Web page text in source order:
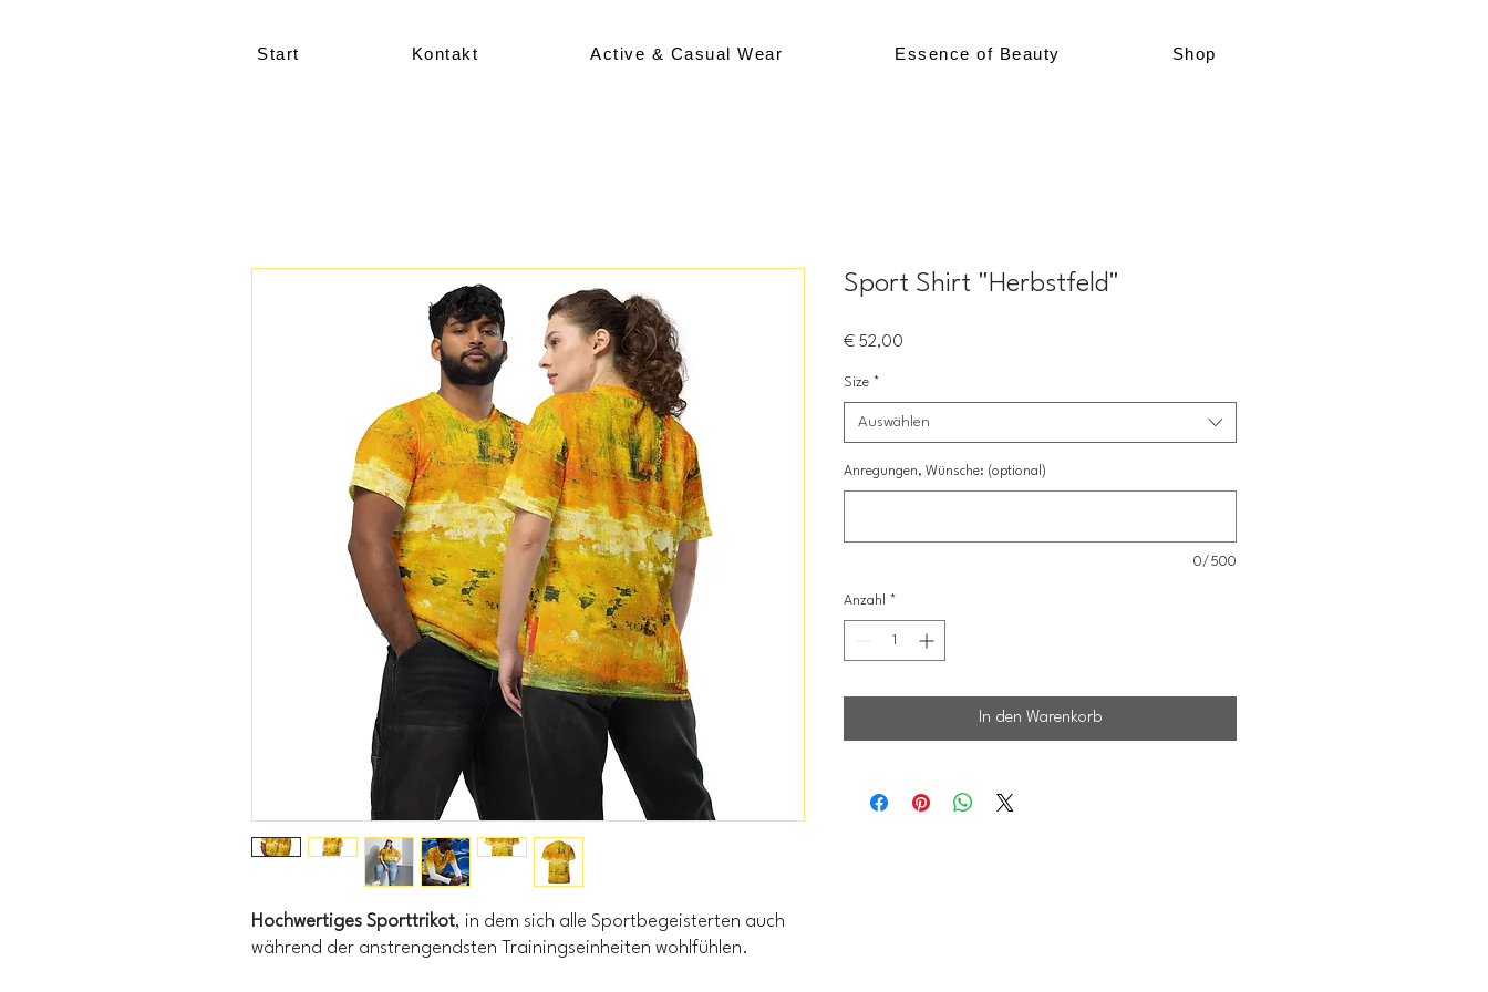
Start Kontakt Active & Casual Wear Essence of Beauty Shop
Hochwertiges Sporttrikot, in dem sich alle Sportbegeisterten auch
während der anstrengendsten Trainingseinheiten wohlfühlen.
Sport Shirt "Herbstfeld"
€ 52,00
Size *
Auswählen
Anregungen, Wünsche: (optional)
0/500
Anzahl *
In den Warenkorb